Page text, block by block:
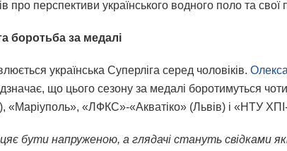
про перспективи українського водного поло та свої
боротьба за медалі
українська Суперліга серед чоловіків.
що цього сезону за медалі боротимуться
«Маріуполь», «ЛФКС»-«Акватіко» (Львів) і «НТУ
бути напруженою, а глядачі стануть свідками